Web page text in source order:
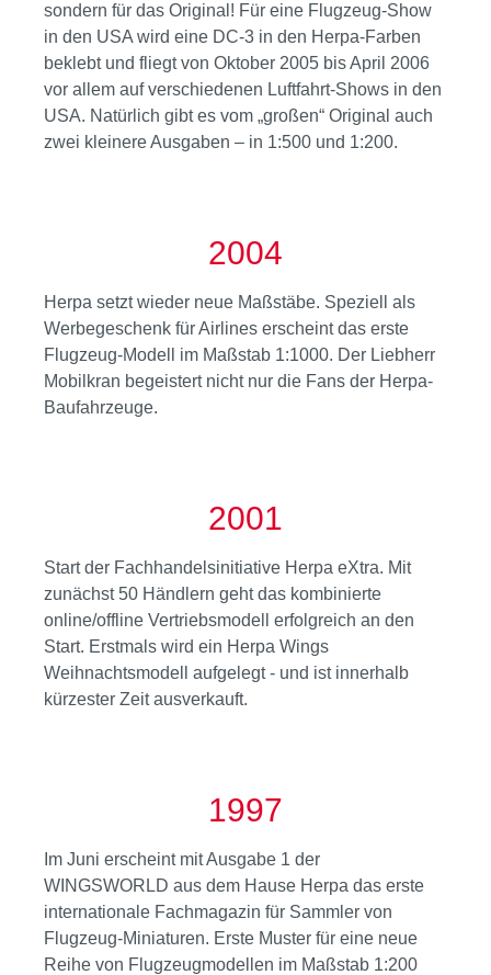
sondern für das Original! Für eine Flugzeug-Show
in den USA wird eine DC-3 in den Herpa-Farben
beklebt und fliegt von Oktober 2005 bis April 2006
vor allem auf verschiedenen Luftfahrt-Shows in den
USA. Natürlich gibt es vom „großen“ Original auch
zwei kleinere Ausgaben – in 1:500 und 1:200.
2004
Herpa setzt wieder neue Maßstäbe. Speziell als
Werbegeschenk für Airlines erscheint das erste
Flugzeug-Modell im Maßstab 1:1000. Der Liebherr
Mobilkran begeistert nicht nur die Fans der Herpa-
Baufahrzeuge.
2001
Start der Fachhandelsinitiative Herpa eXtra. Mit
zunächst 50 Händlern geht das kombinierte
online/offline Vertriebsmodell erfolgreich an den
Start. Erstmals wird ein Herpa Wings
Weihnachtsmodell aufgelegt - und ist innerhalb
kürzester Zeit ausverkauft.
1997
Im Juni erscheint mit Ausgabe 1 der
WINGSWORLD aus dem Hause Herpa das erste
internationale Fachmagazin für Sammler von
Flugzeug-Miniaturen. Erste Muster für eine neue
Reihe von Flugzeugmodellen im Maßstab 1:200